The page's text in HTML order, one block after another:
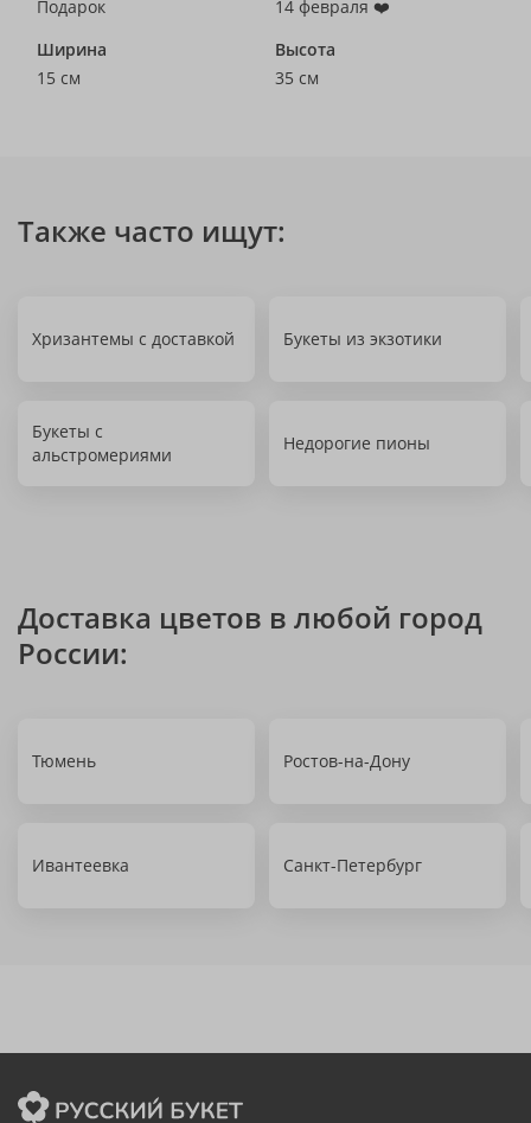
Подарок
14 февраля ❤️
Ширина
15 см
Высота
35 см
Также часто ищут:
Хризантемы с доставкой Букеты из экзотики
Букеты с
альстромериями
Недорогие пионы
Доставка цветов в любой город
России:
Тюмень Ростов-на-Дону
Ивантеевка Санкт-Петербург